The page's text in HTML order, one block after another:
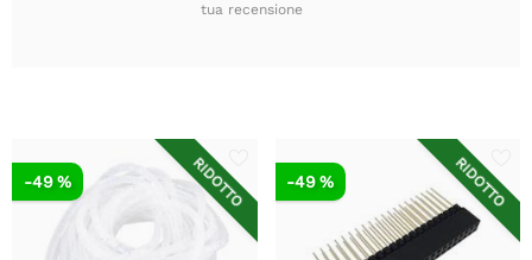
tua recensione
RIDOTTO
-49 % RIDOTTO
-49 %